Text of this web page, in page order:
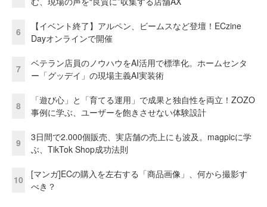
6
【イベント終了】アルペン、ビームスなど登壇！ECzine
Dayオンラインで開催
7
ベテラン店員のノウハウをAI活用で標準化。ホームセンタ
ー「グッデイ」の現場主義AI実装術
8
「遊び心」と「育てる運用」で成果と独自性を両立！ZOZO
事例に学ぶ、ユーザーを飽きさせない体験設計
9
3日間で2.000個販売、実店舗の売上にも波及。magpicに学
ぶ、TikTok Shop成功法則
10
[マンガ]ECの購入を左右する「商品画像」、何から撮影す
べき？